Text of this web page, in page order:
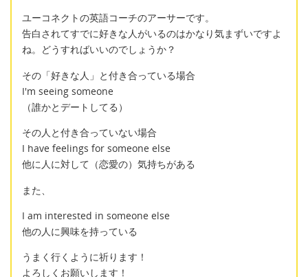
ユーコネクトの英語コーチのアーサーです。
告白されてすでに好きな人がいるのはかなり気まずいですよ
ね。どうすればいいのでしょうか？
その「好きな人」と付き合っている場合
I'm seeing someone
（誰かとデートしてる）
その人と付き合っていない場合
I have feelings for someone else
他に人に対して（恋愛の）気持ちがある
また、
I am interested in someone else
他の人に興味を持っている
うまく行くように祈ります！
よろしくお願いします！